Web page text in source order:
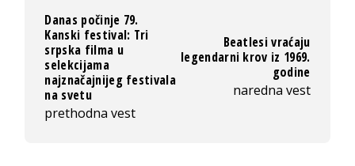
Danas počinje 79.
Kanski festival: Tri
srpska filma u
selekcijama
najznačajnijeg festivala
na svetu
prethodna vest
Beatlesi vraćaju
legendarni krov iz 1969.
godine
naredna vest